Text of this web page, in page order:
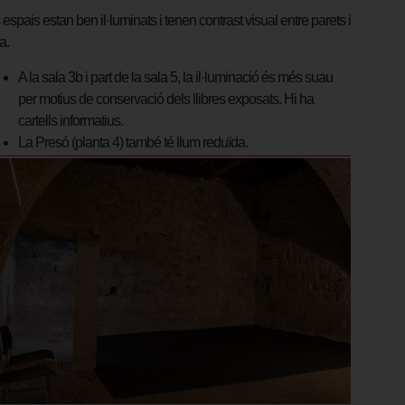
espais estan ben il·luminats i tenen contrast visual entre parets i
A la sala 3b i part de la sala 5, la il·luminació és més suau
per motius de conservació dels llibres exposats. Hi ha
cartells informatius.
La Presó (planta 4) també té llum reduïda.